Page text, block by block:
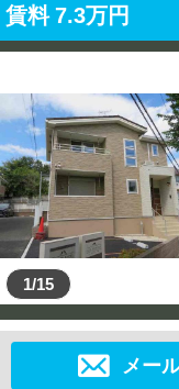
賃料 7.3万円
1/15
メー